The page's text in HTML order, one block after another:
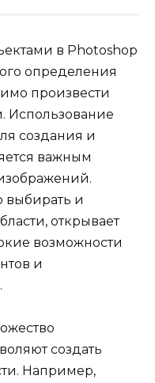
в Photoshop
определения
произвести
создания и
важным
выбирать и
открывает
возможности
и
создать
Например,